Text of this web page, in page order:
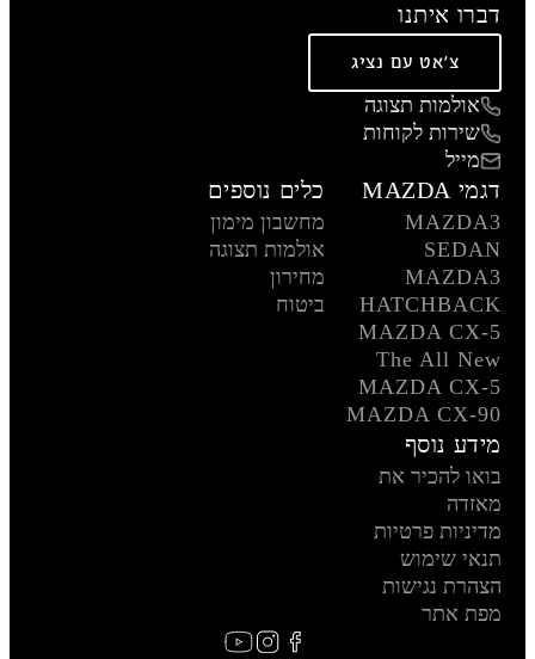
דברו איתנו
צ'אט עם נציג
אולמות תצוגה
שירות לקוחות
מייל
דגמי MAZDA
MAZDA3
SEDAN
MAZDA3
HATCHBACK
MAZDA CX-5
The All New
MAZDA CX-5
MAZDA CX-90
כלים נוספים
מחשבון מימון
אולמות תצוגה
מחירון
ביטוח
מידע נוסף
בואו להכיר את
מאזדה
מדיניות פרטיות
תנאי שימוש
הצהרת נגישות
מפת אתר